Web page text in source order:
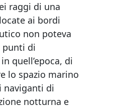
raggi di una
ai bordi
non poteva
punti di
quell’epoca, di
lo spazio marino
naviganti di
notturna e